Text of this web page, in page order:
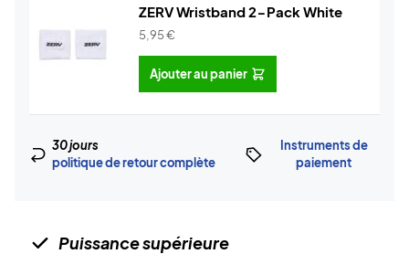
ZERV Wristband 2-Pack White
5,95€
Ajouter au panier
30 jours
politique de retour complète
Instruments de
paiement
Puissance supérieure